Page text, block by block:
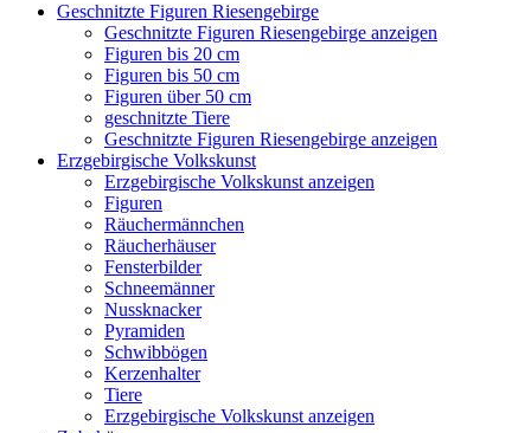
Geschnitzte Figuren Riesengebirge
Geschnitzte Figuren Riesengebirge anzeigen
Figuren bis 20 cm
Figuren bis 50 cm
Figuren über 50 cm
geschnitzte Tiere
Geschnitzte Figuren Riesengebirge anzeigen
Erzgebirgische Volkskunst
Erzgebirgische Volkskunst anzeigen
Figuren
Räuchermännchen
Räucherhäuser
Fensterbilder
Schneemänner
Nussknacker
Pyramiden
Schwibbögen
Kerzenhalter
Tiere
Erzgebirgische Volkskunst anzeigen